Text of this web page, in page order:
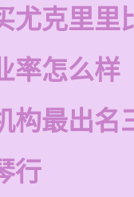
尤克里里
率怎么样
构最出名
行